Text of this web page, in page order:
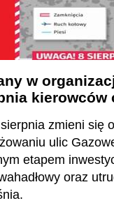
w
kierowców
zmieni się
ulic
etapem
oraz